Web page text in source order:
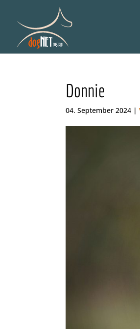
Donnie
04. September 2024 |